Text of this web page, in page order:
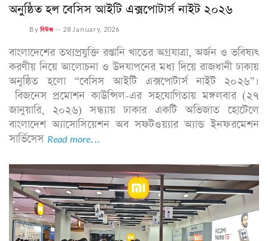
অনুষ্ঠিত হল বেসিস আইটি এক্সপোটার্স নাইট ২০২৬
Byনিউজ -- 28 January, 2026
বাংলাদেশের তথ্যপ্রযুক্তি রপ্তানি খাতের অগ্রযাত্রা, অর্জন ও ভবিষ্যৎ
করণীয় নিয়ে আলোচনা ও উদযাপনের মধ্য দিয়ে রাজধানী ঢাকায়
অনুষ্ঠিত হলো “বেসিস আইটি এক্সপোটার্স নাইট ২০২৬”।
বিজনেস প্রমোশন কাউন্সিল-এর সহযোগিতায় মঙ্গলবার (২৭
জানুয়ারি, ২০২৬) সন্ধ্যায় ঢাকার একটি অভিজাত হোটেলে
বাংলাদেশ অ্যাসোসিয়েশন অব সফটওয়্যার অ্যান্ড ইনফরমেশন
সার্ভিসেস Read more...